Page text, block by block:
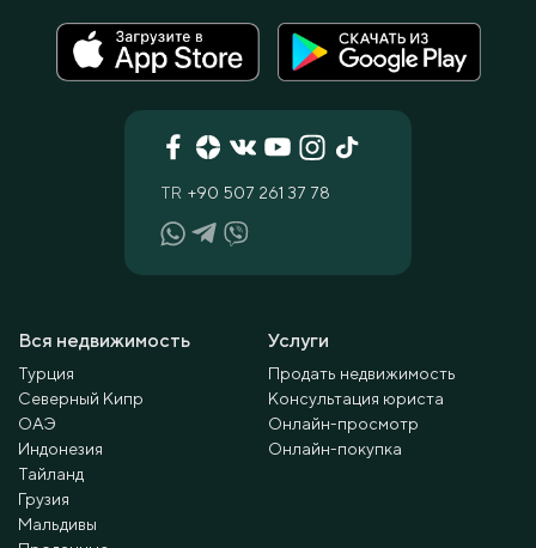
Вся недвижимость
Турция
Северный Кипр
ОАЭ
Индонезия
Тайланд
Грузия
Мальдивы
Услуги
Продать недвижимость
Консультация юриста
Онлайн-просмотр
Онлайн-покупка
TR +90 507 261 37 78